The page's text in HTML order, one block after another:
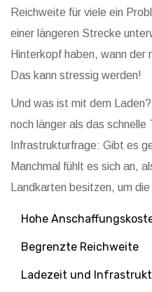
Reichweite für viele ein
einer längeren Strecke
Hinterkopf haben, wann
Das kann stressig werden!
Und was ist mit dem
noch länger als das
Infrastrukturfrage: Gibt es
Manchmal fühlt es sich an,
Landkarten besitzen, um
Hohe
Begrenzte Reichweite
Ladezeit und